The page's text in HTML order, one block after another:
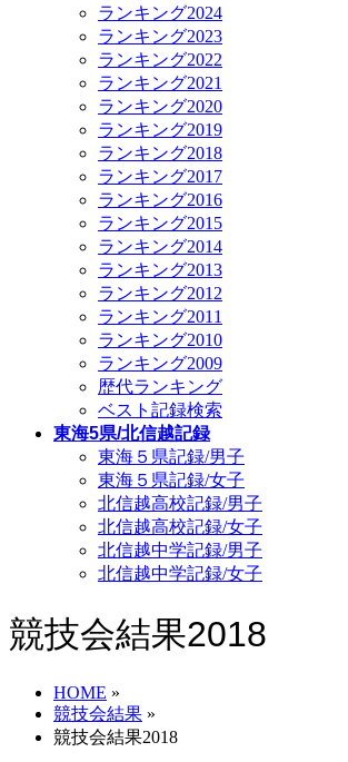
ランキング2024
ランキング2023
ランキング2022
ランキング2021
ランキング2020
ランキング2019
ランキング2018
ランキング2017
ランキング2016
ランキング2015
ランキング2014
ランキング2013
ランキング2012
ランキング2011
ランキング2010
ランキング2009
歴代ランキング
ベスト記録検索
東海5県/北信越記録
東海５県記録/男子
東海５県記録/女子
北信越高校記録/男子
北信越高校記録/女子
北信越中学記録/男子
北信越中学記録/女子
競技会結果2018
HOME »
競技会結果 »
競技会結果2018